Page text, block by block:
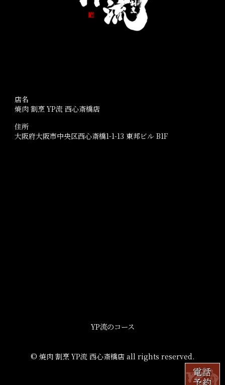
店名
焼肉 割烹 YP流 西心斎橋店
住所
大阪府大阪市中央区西心斎橋1-1-13 東邦ビル B1F
YP流のコース
© 焼肉 割烹 YP流 西心斎橋店 all rights reserved.